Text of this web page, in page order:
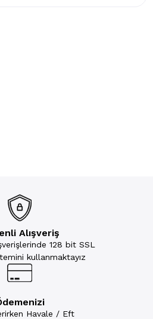
Alışveriş
128 bit SSL
kullanmaktayız
Havale / Eft